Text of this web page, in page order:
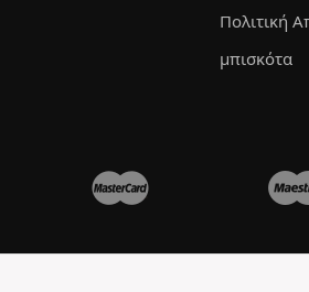
Πολιτική
μπισκότα